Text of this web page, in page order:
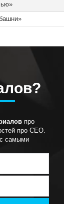
про
про СЕО.
самыми